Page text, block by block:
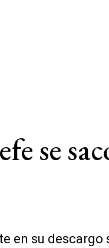
se
en su